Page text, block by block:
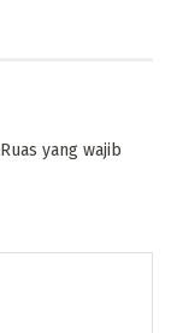
Ruas yang wajib